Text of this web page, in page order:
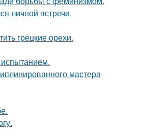
личной встречи.
грецкие орехи.
мастера